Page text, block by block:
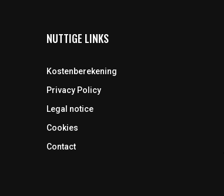
NUTTIGE LINKS
Kostenberekening
Privacy Policy
Legal notice
Cookies
Contact